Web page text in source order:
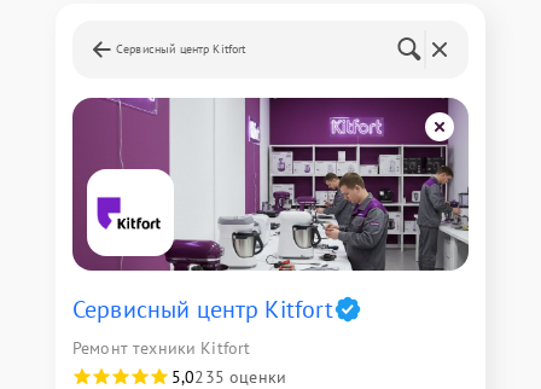
Сервисный центр Kitfort
Сервисный центр Kitfort
Ремонт техники Kitfort
5,0235 оценки